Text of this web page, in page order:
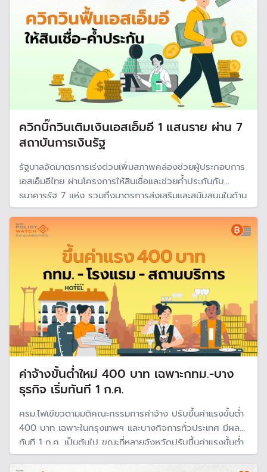
ควิกบิ๊กวินเติมเงินเอสเอ็มอี 1 แสนราย ผ่าน 7
สถาบันการเงินรัฐ
รัฐบาลจัดมาตรการเร่งด่วนเพิ่มสภาพคล่องช่วยผู้ประกอบการ
เอสเอ็มอีไทย ผ่านโครงการให้สินเชื่อและช่วยค้ำประกันกับ
ธนาคารรัฐ 7 แห่ง รวมถึงมาตรการส่งเสริมและสนับสนุนในด้าน
ต่าง ๆ โดยคาดหวังช่วยเอสเอ็มอี 1 แสนราย พร้อมกระตุ้น
เศรษฐกิจไทยเติบโตปี 69 ที่ 0.36%
ค่าจ้างขั้นต่ำใหม่ 400 บาท เฉพาะกทม.-บาง
ธุรกิจ เริ่มทันที 1 ก.ค.
ครม.ไฟเขียวตามมติคณะกรรมการค่าจ้าง ปรับขึ้นค่าแรงขั้นต่ำ
400 บาท เฉพาะในกรุงเทพฯ และบางกิจการทั่วประเทศ มีผล
ทันที 1 ก.ค. เป็นต้นไป ขณะที่หลายจังหวัดปรับขึ้นค่าแรงขั้นต่ำ
ไปแล้วก่อนหน้าแต่ไม่ถึง 400 บาท